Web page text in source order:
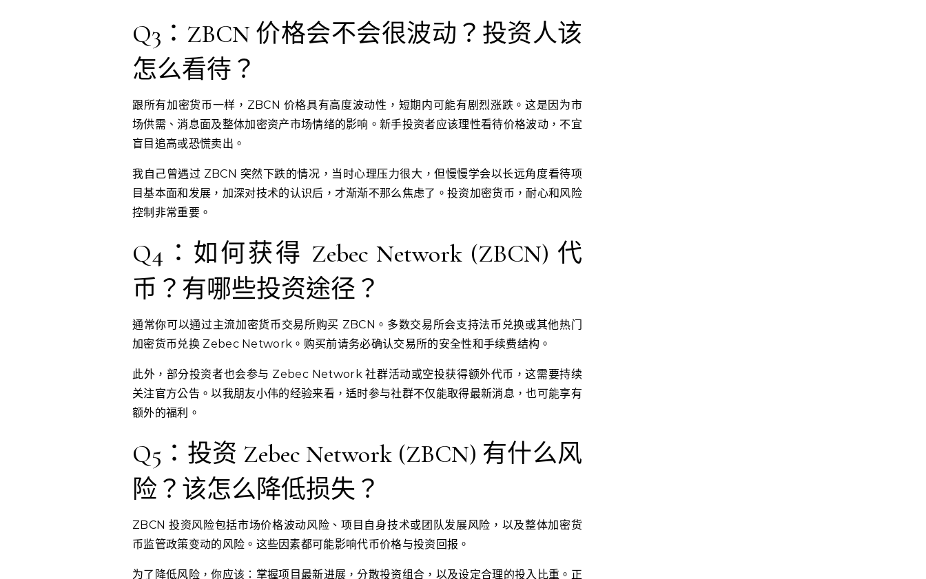
Q3：ZBCN 价格会不会很波动？投资人该
怎么看待？
跟所有加密货币一样，ZBCN 价格具有高度波动性，短期内可能有剧烈涨跌。这是因为市
场供需、消息面及整体加密资产市场情绪的影响。新手投资者应该理性看待价格波动，不宜
盲目追高或恐慌卖出。
我自己曾遇过 ZBCN 突然下跌的情况，当时心理压力很大，但慢慢学会以长远角度看待项
目基本面和发展，加深对技术的认识后，才渐渐不那么焦虑了。投资加密货币，耐心和风险
控制非常重要。
Q4：如何获得 Zebec Network (ZBCN) 代
币？有哪些投资途径？
通常你可以通过主流加密货币交易所购买 ZBCN。多数交易所会支持法币兑换或其他热门
加密货币兑换 Zebec Network。购买前请务必确认交易所的安全性和手续费结构。
此外，部分投资者也会参与 Zebec Network 社群活动或空投获得额外代币，这需要持续
关注官方公告。以我朋友小伟的经验来看，适时参与社群不仅能取得最新消息，也可能享有
额外的福利。
Q5：投资 Zebec Network (ZBCN) 有什么风
险？该怎么降低损失？
ZBCN 投资风险包括市场价格波动风险、项目自身技术或团队发展风险，以及整体加密货
币监管政策变动的风险。这些因素都可能影响代币价格与投资回报。
为了降低风险，你应该：掌握项目最新进展，分散投资组合，以及设定合理的投入比重。正